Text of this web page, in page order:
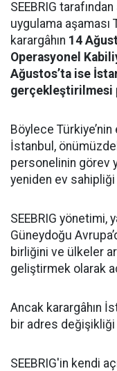
SEEBRIG
uygulama aşaması
karargâhın 14
Operasyonel
Ağustos’ta ise
gerçekleştirilmesi
Böylece
İstanbul,
personelinin görev
yeniden ev sahipliği
SEEBRIG yönetimi,
Güneydoğu
birliğini ve ülkeler
geliştirmek olarak
Ancak karargâhın
bir adres
SEEBRIG'in kendi